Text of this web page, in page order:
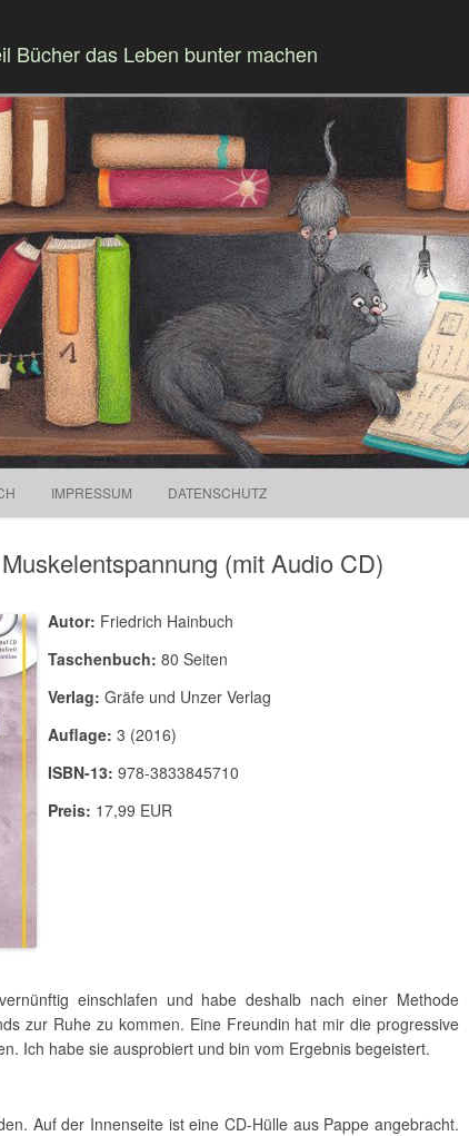
Bücher das Leben bunter machen
IMPRESSUM DATENSCHUTZ
(mit Audio CD)
Autor: Friedrich Hainbuch
Taschenbuch: 80 Seiten
Verlag: Gräfe und Unzer Verlag
Auflage: 3 (2016)
ISBN-13: 978-3833845710
Preis: 17,99 EUR
einschlafen und habe deshalb nach einer Methode
zur Ruhe zu kommen. Eine Freundin hat mir die progressive
Ich habe sie ausprobiert und bin vom Ergebnis begeistert.
Auf der Innenseite ist eine CD-Hülle aus Pappe angebracht.